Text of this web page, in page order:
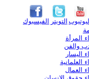
الفيسبوك التويتر
المرأة
والفن
اليسار
العلمانية
العمال